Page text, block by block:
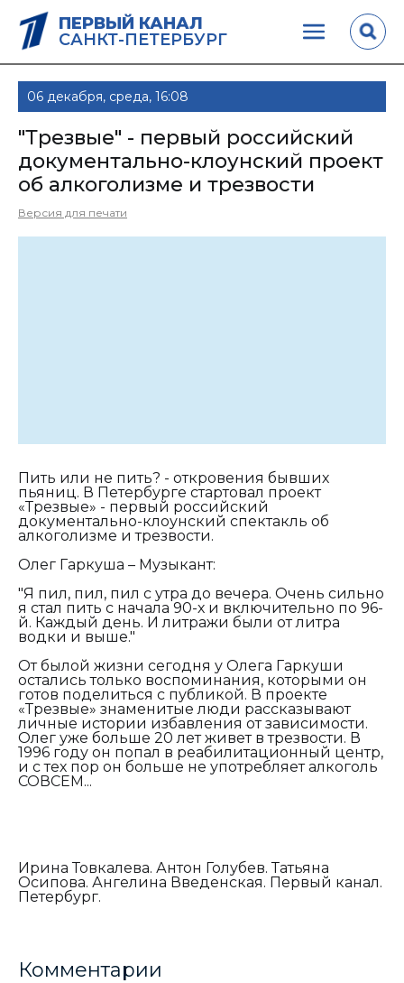
ПЕРВЫЙ КАНАЛ
САНКТ-ПЕТЕРБУРГ
06 декабря, среда, 16:08
"Трезвые" - первый российский
документально-клоунский проект
об алкоголизме и трезвости
Версия для печати
Пить или не пить? - откровения бывших
пьяниц. В Петербурге стартовал проект
«Трезвые» - первый российский
документально-клоунский спектакль об
алкоголизме и трезвости.
Олег Гаркуша – Музыкант:
"Я пил, пил, пил с утра до вечера. Очень сильно
я стал пить с начала 90-х и включительно по 96-
й. Каждый день. И литражи были от литра
водки и выше."
От былой жизни сегодня у Олега Гаркуши
остались только воспоминания, которыми он
готов поделиться с публикой. В проекте
«Трезвые» знаменитые люди рассказывают
личные истории избавления от зависимости.
Олег уже больше 20 лет живет в трезвости. В
1996 году он попал в реабилитационный центр,
и с тех пор он больше не употребляет алкоголь
СОВСЕМ...
Ирина Товкалева. Антон Голубев. Татьяна
Осипова. Ангелина Введенская. Первый канал.
Петербург.
Комментарии